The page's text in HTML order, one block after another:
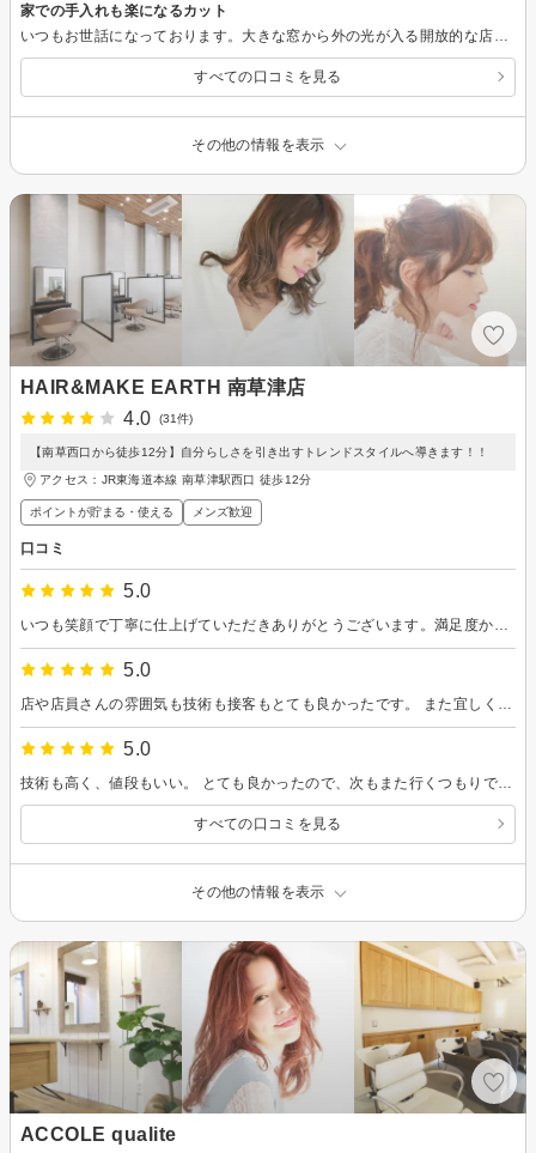
家での手入れも楽になるカット
すべての口コミを見る
その他の情報を表示
HAIR&MAKE EARTH 南草津店
4.0
(31件)
【南草西口から徒歩12分】自分らしさを引き出すトレンドスタイルへ導きます！！
アクセス：JR東海道本線 南草津駅西口 徒歩12分
ポイントが貯まる・使える メンズ歓迎
口コミ
5.0
5.0
5.0
技術も高く、値段もいい。 とても良かったので、次もまた行くつもりです。 クセと広がりが強い髪の毛ですが、とても柔らかくまっすぐになったので、とても気分がいいです。
すべての口コミを見る
その他の情報を表示
ACCOLE qualite